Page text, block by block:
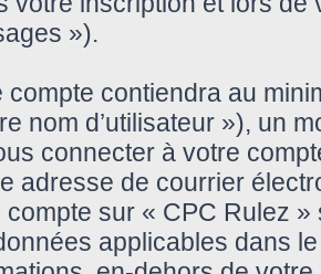
»).
compte contiendra au
nom d’utilisateur »), un
connecter à votre
adresse de courrier
compte sur « CPC Rulez
applicables dans